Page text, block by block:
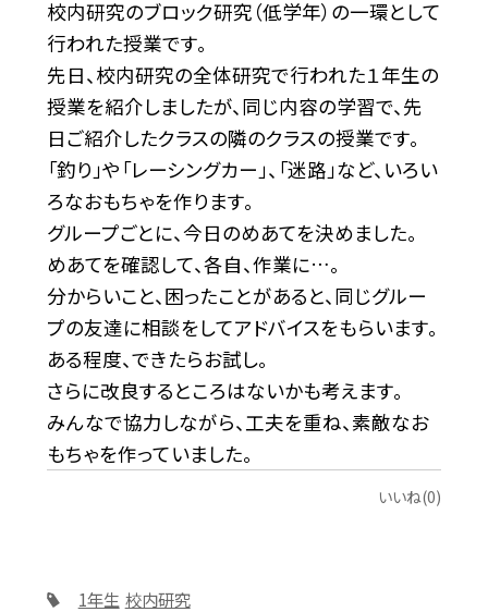
校内研究のブロック研究（低学年）の一環として
行われた授業です。
先日、校内研究の全体研究で行われた１年生の
授業を紹介しましたが、同じ内容の学習で、先
日ご紹介したクラスの隣のクラスの授業です。
「釣り」や「レーシングカー」、「迷路」など、いろい
ろなおもちゃを作ります。
グループごとに、今日のめあてを決めました。
めあてを確認して、各自、作業に…。
分からいこと、困ったことがあると、同じグルー
プの友達に相談をしてアドバイスをもらいます。
ある程度、できたらお試し。
さらに改良するところはないかも考えます。
みんなで協力しながら、工夫を重ね、素敵なお
もちゃを作っていました。
いいね(0)
1年生 校内研究